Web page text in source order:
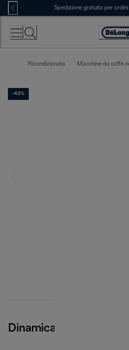
Skip
to
Content
Spedizione gratuita per
Ricondizionata Macchine da caffè
-43%
Dinamica Aroma Bar